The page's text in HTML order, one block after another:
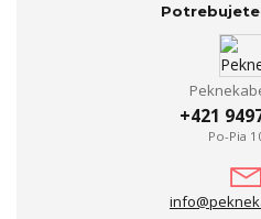
+421
Po-Pia